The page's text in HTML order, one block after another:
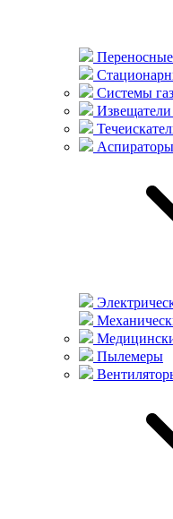
Переносные
Системы
Аспираторы
Пылемеры